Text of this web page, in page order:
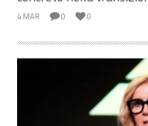
4 MAR 0 0